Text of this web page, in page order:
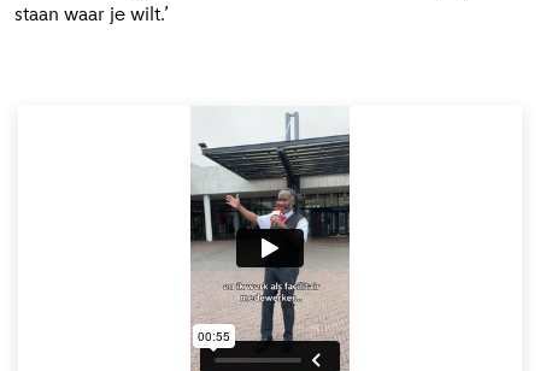
staan waar je wilt.’